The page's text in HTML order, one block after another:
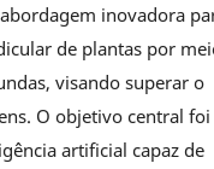
inovadora
de plantas por
visando superar o
O objetivo central foi
artificial capaz de